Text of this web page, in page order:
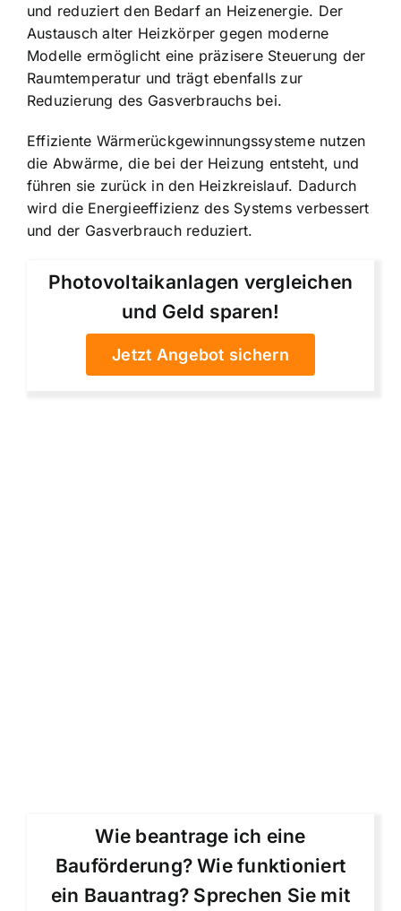
und reduziert den Bedarf an Heizenergie. Der
Austausch alter Heizkörper gegen moderne
Modelle ermöglicht eine präzisere Steuerung der
Raumtemperatur und trägt ebenfalls zur
Reduzierung des Gasverbrauchs bei.
Effiziente Wärmerückgewinnungssysteme nutzen
die Abwärme, die bei der Heizung entsteht, und
führen sie zurück in den Heizkreislauf. Dadurch
wird die Energieeffizienz des Systems verbessert
und der Gasverbrauch reduziert.
Photovoltaikanlagen vergleichen
und Geld sparen!
Jetzt Angebot sichern
Wie beantrage ich eine
Bauförderung? Wie funktioniert
ein Bauantrag? Sprechen Sie mit